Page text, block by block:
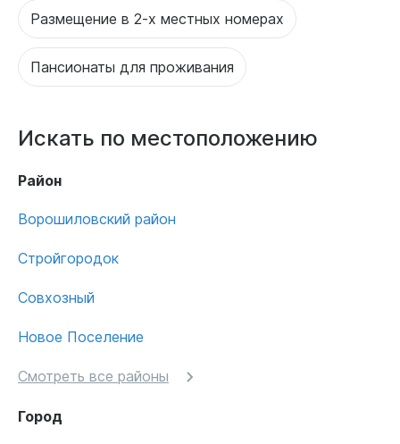
Размещение в 2-х местных номерах
Пансионаты для проживания
Искать по местоположению
Район
Ворошиловский район
Стройгородок
Совхозный
Новое Поселение
Смотреть все районы
Город